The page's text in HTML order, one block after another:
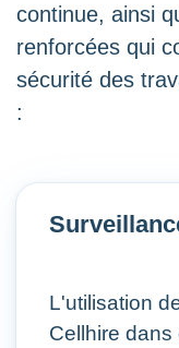
continue, ainsi
renforcées qui
sécurité des
:
L'utilisation
Cellhire